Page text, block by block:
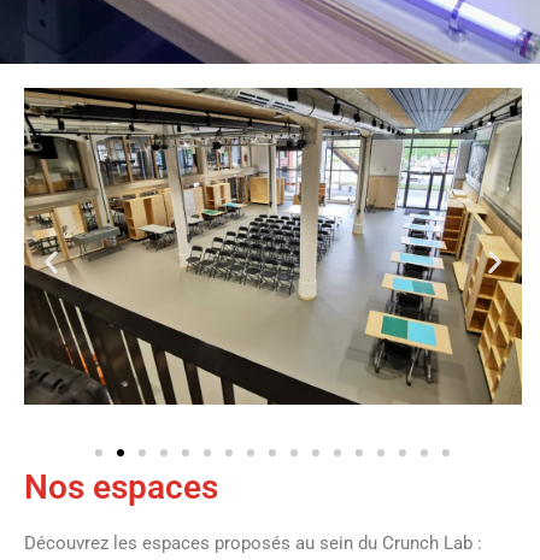
Nos espaces
Découvrez les espaces proposés au sein du Crunch Lab :